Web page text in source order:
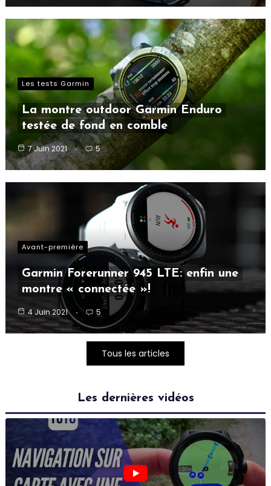
Les tests Garmin
La montre outdoor Garmin Enduro
testée de fond en comble
7 Juin 2021 5
Avant-première
Garmin Forerunner 945 LTE: enfin une
montre « connectée »!
4 Juin 2021 5
Tous les articles
Les dernières vidéos